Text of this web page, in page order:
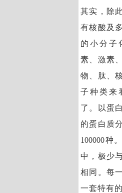
其实，除
有核酸及
的小分子
素、激素
物、肽、
子种类来
了。以蛋
的蛋白质
100000种
中，极少
相同。每
一套特有